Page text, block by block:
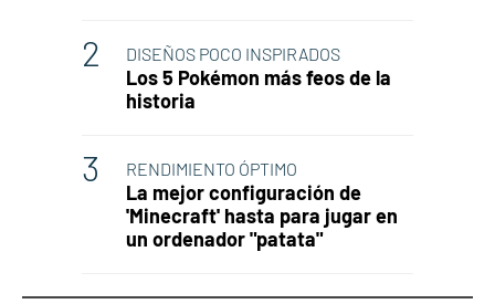
DISEÑOS POCO INSPIRADOS
Los 5 Pokémon más feos de la
historia
RENDIMIENTO ÓPTIMO
La mejor configuración de
'Minecraft' hasta para jugar en
un ordenador "patata"